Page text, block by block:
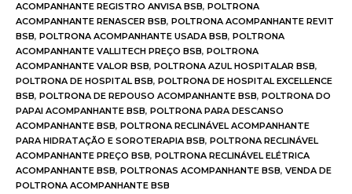
ACOMPANHANTE REGISTRO ANVISA BSB, POLTRONA
ACOMPANHANTE RENASCER BSB, POLTRONA ACOMPANHANTE REVIT
BSB, POLTRONA ACOMPANHANTE USADA BSB, POLTRONA
ACOMPANHANTE VALLITECH PREÇO BSB, POLTRONA
ACOMPANHANTE VALOR BSB, POLTRONA AZUL HOSPITALAR BSB,
POLTRONA DE HOSPITAL BSB, POLTRONA DE HOSPITAL EXCELLENCE
BSB, POLTRONA DE REPOUSO ACOMPANHANTE BSB, POLTRONA DO
PAPAI ACOMPANHANTE BSB, POLTRONA PARA DESCANSO
ACOMPANHANTE BSB, POLTRONA RECLINÁVEL ACOMPANHANTE
PARA HIDRATAÇÃO E SOROTERAPIA BSB, POLTRONA RECLINÁVEL
ACOMPANHANTE PREÇO BSB, POLTRONA RECLINÁVEL ELÉTRICA
ACOMPANHANTE BSB, POLTRONAS ACOMPANHANTE BSB, VENDA DE
POLTRONA ACOMPANHANTE BSB